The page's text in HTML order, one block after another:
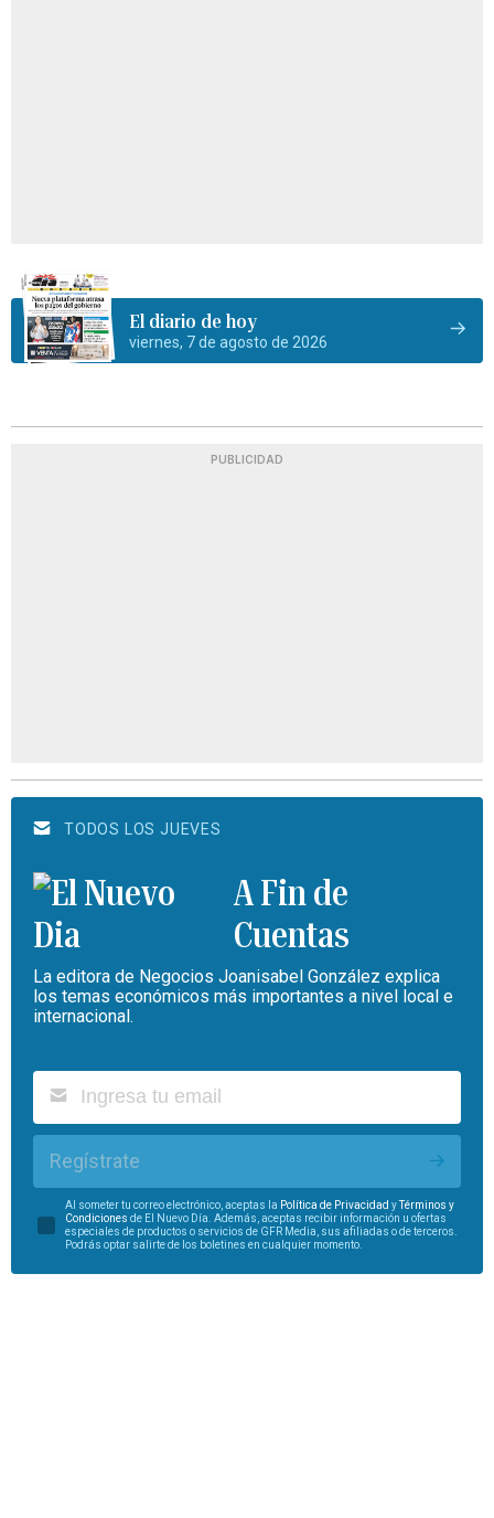
El diario de hoy
viernes, 7 de agosto de 2026
PUBLICIDAD
TODOS LOS JUEVES
A Fin de
Cuentas
La editora de Negocios Joanisabel González explica
los temas económicos más importantes a nivel local e
internacional.
Regístrate
Al someter tu correo electrónico, aceptas la Política de Privacidad yTérminos y
Condiciones de El Nuevo Día. Además, aceptas recibir información u ofertas
especiales de productos o servicios de GFR Media, sus afiliadas o de terceros.
Podrás optar salirte de los boletines en cualquier momento.